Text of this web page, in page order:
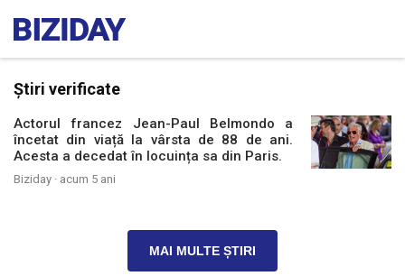
Știri verificate
Actorul francez Jean-Paul Belmondo a
încetat din viață la vârsta de 88 de ani.
Acesta a decedat în locuința sa din Paris.
Biziday · acum 5 ani
MAI MULTE ȘTIRI